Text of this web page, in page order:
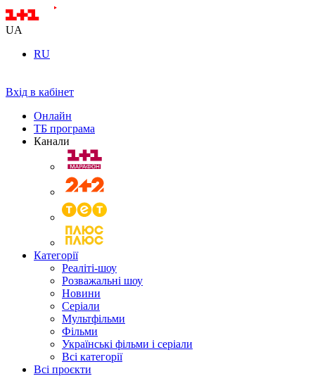
UA
RU
Вхід в кабінет
Онлайн
ТБ програма
Канали
Категорії
Реаліті-шоу
Розважальні шоу
Новини
Серіали
Мультфільми
Фільми
Українські фільми і серіали
Всі категорії
Всі проєкти